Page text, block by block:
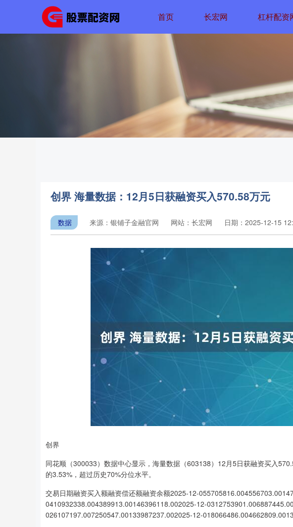
首页 长宏网 杠杆配资
创界 海量数据：12月5日获融资买入570.58万元
数据 来源：银铺子金融官网 网站：长宏网 日期：2025-12-15
创界
同花顺（300033）数据中心显示，海量数据（603138）12月5日获融资买入
的3.53%，超过历史70%分位水平。
交易日期融资买入额融资偿还额融资余额2025-12-
0410932338.004389913.00146396118.002025-12-
026107197.007250547.00133987237.002025-12-
上证指数 3940.04 39.68 1.02% 深证成